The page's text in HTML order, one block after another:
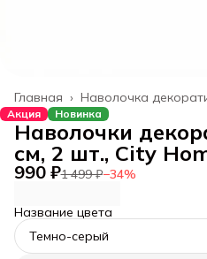
Наволочка
Главная ›
Акция Новинка
Наволочки
см, 2 шт., City
990 ₽1 499 ₽−34%
Название цвета
Темно-серый